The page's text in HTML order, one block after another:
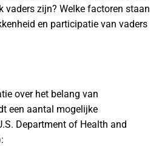
vaders zijn? Welke factoren staan
en participatie van vaders
over het belang van
een aantal mogelijke
Department of Health and